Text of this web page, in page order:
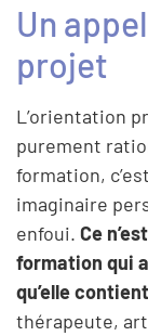
Un
projet
L’orientation
purement
formation,
imaginaire
enfoui. Ce
formation qui
qu’elle
thérapeute,